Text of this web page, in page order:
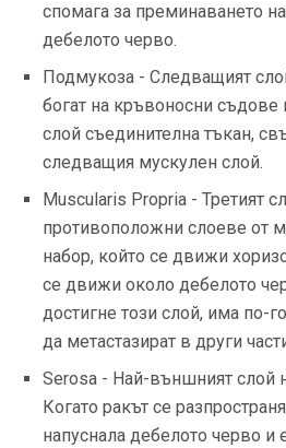
спомага за преминаването
дебелото черво.
Подмукоза - Следващият
богат на кръвоносни съдове
слой съединителна тъкан,
следващия мускулен слой.
Muscularis Propria - Третият
противоположни слоеве от
набор, който се движи
се движи около дебелото
достигне този слой, има по-
да метастазират в други
Serosa - Най-външният слой
Когато ракът се
напуснала дебелото черво и